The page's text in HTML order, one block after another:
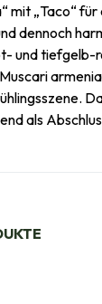
mit „Taco“ für
dennoch
und tiefgelb-
als